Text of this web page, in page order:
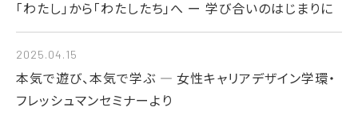
「わたし」から「わたしたち」へ ー 学び合いのはじまりに
2025.04.15
本気で遊び、本気で学ぶ ― 女性キャリアデザイン学環・
フレッシュマンセミナーより